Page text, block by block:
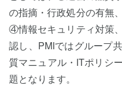
の指摘・行政処分の有無
④情報セキュリティ対策
認し、PMIではグループ
質マニュアル・ITポリシ
題となります。